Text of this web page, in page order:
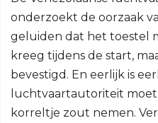
onderzoekt de oorzaak
geluiden dat het toestel
kreeg tijdens de start,
bevestigd. En eerlijk is
luchtvaartautoriteit
korreltje zout nemen.